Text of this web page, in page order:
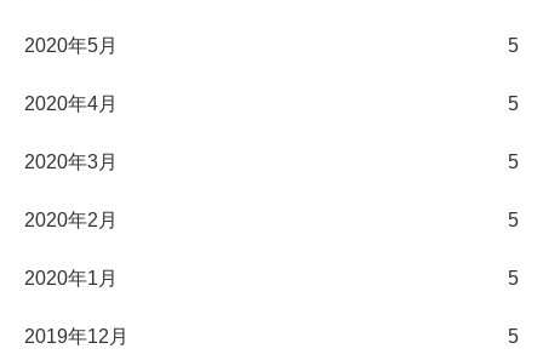
2020年5月 5
2020年4月 5
2020年3月 5
2020年2月 5
2020年1月 5
2019年12月 5